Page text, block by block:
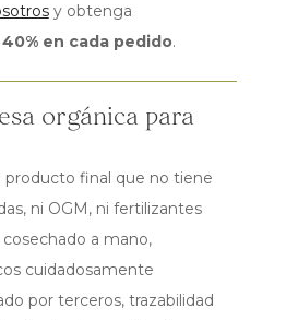
y obtenga
40% en cada pedido.
orgánica para
final que no tiene
ni OGM, ni fertilizantes
a mano,
cuidadosamente
por terceros, trazabilidad